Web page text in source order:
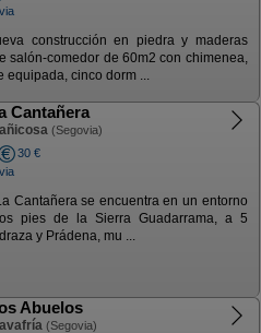
construcción en piedra y maderas
salón-comedor de 60m2 con chimenea,
equipada, cinco dorm ...
Cantañera
(Segovia)
30 €
Cantañera se encuentra en un entorno
pies de la Sierra Guadarrama, a 5
y Prádena, mu ...
Abuelos
(Segovia)